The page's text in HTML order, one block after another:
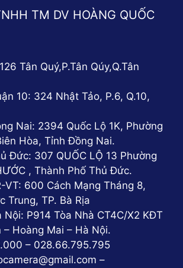
TM DV HOÀNG QUỐC
Tân Quý,P.Tân Qúy,Q.Tân
10: 324 Nhật Tảo, P.6, Q.10,
Nai: 2394 Quốc Lộ 1K, Phường
Hòa, Tỉnh Đồng Nai.
Đức: 307 QUỐC LỘ 13 Phường
, Thành Phố Thủ Đức.
VT: 600 Cách Mạng Tháng 8,
Trung, TP. Bà Rịa
Nội: P914 Tòa Nhà CT4C/X2 KĐT
Hoàng Mai – Hà Nội.
– 028.66.795.795
–